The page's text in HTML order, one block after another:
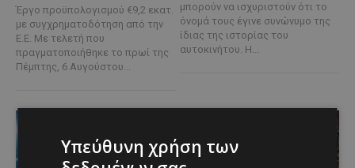
Έργο προϋπολογισμού €9,2 εκατ.
με συγχρηματοδότηση από την
Ε.Ε. Με τελετή που
πραγματοποιήθηκε το πρωί της
Πέμπτης, 6 Αυγούστου...
μπορούν να ισχυριστούν ότι το
όνομά τους έγινε συνώνυμο της
ίδιας της ιστορίας του
αυτοκινήτου. Η...
Υπεύθυνη χρήση των